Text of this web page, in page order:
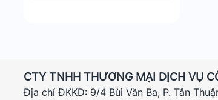
CTY TNHH THƯƠNG MẠI DỊCH VỤ
Địa chỉ ĐKKD: 9/4 Bùi Văn Ba, P. Tân